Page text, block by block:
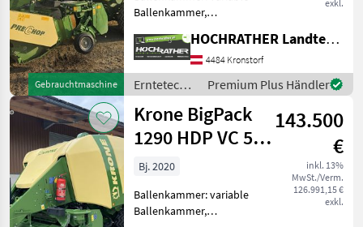
Gebrauchtmaschine
exkl.
Ballenkammer,
Zentralschmierung,
Ballenrampe, Druckluft,
Knoterreinigung,
Rollenniederhalter,
Schneidwerk, Tandemachse
SEHR
HOCHRATHER Landtechnik GmbH
4484 Kronstorf
Erntetechnik
Grünland /
Krone
Premium Plus Händler
Krone BigPack
1290 HDP VC 51
Messer
143.500
€
inkl. 13%
MwSt./Verm.
126.991,15 €
exkl.
Bj. 2020
Ballenkammer: variable
Ballenkammer,